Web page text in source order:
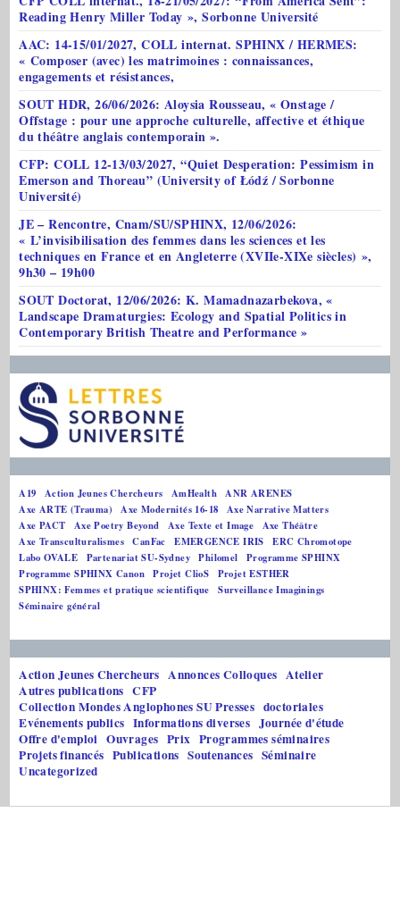
Reading Henry Miller Today », Sorbonne Université
AAC: 14-15/01/2027, COLL internat. SPHINX / HERMES:
« Composer (avec) les matrimoines : connaissances,
engagements et résistances,
SOUT HDR, 26/06/2026: Aloysia Rousseau, « Onstage /
Offstage : pour une approche culturelle, affective et éthique
du théâtre anglais contemporain ».
CFP: COLL 12-13/03/2027, “Quiet Desperation: Pessimism in
Emerson and Thoreau” (University of Łódź / Sorbonne
Université)
JE – Rencontre, Cnam/SU/SPHINX, 12/06/2026:
« L’invisibilisation des femmes dans les sciences et les
techniques en France et en Angleterre (XVIIe-XIXe siècles) »,
9h30 – 19h00
SOUT Doctorat, 12/06/2026: K. Mamadnazarbekova, «
Landscape Dramaturgies: Ecology and Spatial Politics in
Contemporary British Theatre and Performance »
A19 Action Jeunes Chercheurs AmHealth ANR ARENES
Axe ARTE (Trauma)
Axe Modernités 16-18
Axe Narrative Matters
Axe PACT
Axe Poetry Beyond Axe Texte et Image
Axe Théâtre
Axe Transculturalismes CanFac EMERGENCE IRIS
ERC Chromotope
Labo OVALE
Partenariat SU-Sydney Philomel
Programme SPHINX
Programme SPHINX Canon Projet ClioS
Projet ESTHER
SPHINX: Femmes et pratique scientifique
Surveillance Imaginings
Séminaire général
Action Jeunes Chercheurs Annonces Colloques Atelier
Autres publications CFP
Collection Mondes Anglophones SU Presses doctoriales
Evénements publics Informations diverses Journée d'étude
Offre d'emploi Ouvrages Prix Programmes séminaires
Projets financés Publications Soutenances Séminaire
Uncategorized